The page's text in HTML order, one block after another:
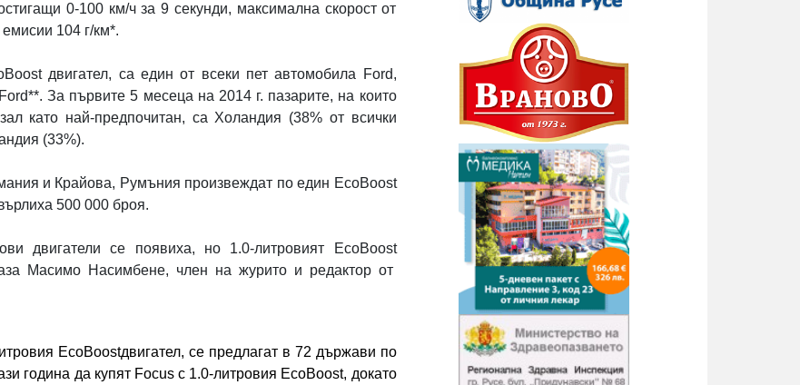
0-100 км/ч за 9 секунди, максимална скорост от
емисии 104 г/км*.
двигател, са един от всеки пет автомобила Ford,
Ford**.За първите 5 месеца на 2014 г. пазарите, на които
като най-предпочитан, са Холандия (38% от всички
(33%).
и Крайова, Румъния произвеждат по един EcoBoost
500 000 броя.
двигатели се появиха, но 1.0-литровият
EcoBoost
Масимо Насимбене, член на журито и редактор от
EcoBoostдвигател, се предлагат в 72 държави по
година да купят Focusс 1.0-литровия EcoBoost, докато